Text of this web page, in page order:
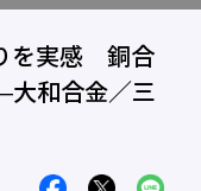
を実感 銅合
大和合金／三